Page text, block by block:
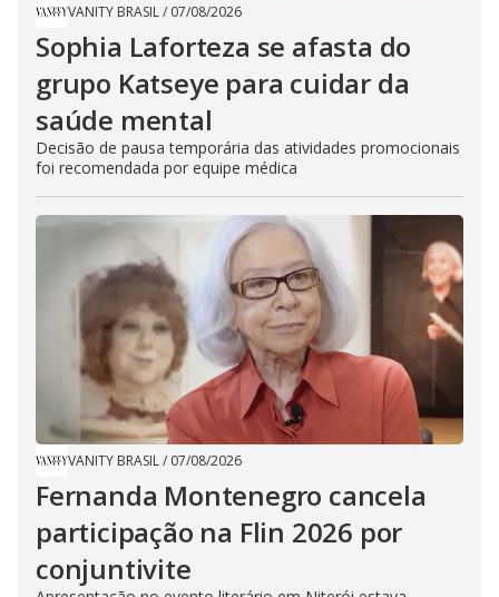
VANITY BRASIL/ 07/08/2026
Sophia Laforteza se afasta do
grupo Katseye para cuidar da
saúde mental
Decisão de pausa temporária das atividades promocionais
foi recomendada por equipe médica
VANITY BRASIL/ 07/08/2026
Fernanda Montenegro cancela
participação na Flin 2026 por
conjuntivite